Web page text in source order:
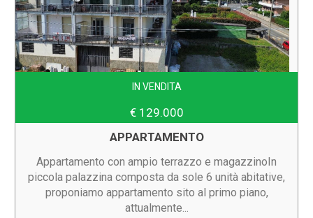
IN VENDITA
€ 129.000
APPARTAMENTO
Appartamento con ampio terrazzo e magazzinoIn
piccola palazzina composta da sole 6 unità abitative,
proponiamo appartamento sito al primo piano,
attualmente...